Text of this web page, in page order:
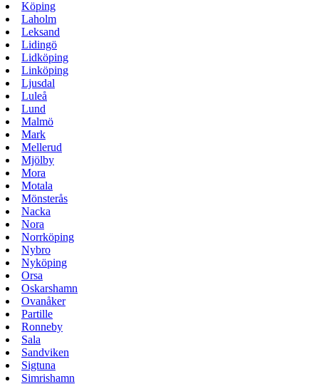
Köping
Laholm
Leksand
Lidingö
Lidköping
Linköping
Ljusdal
Luleå
Lund
Malmö
Mark
Mellerud
Mjölby
Mora
Motala
Mönsterås
Nacka
Nora
Norrköping
Nybro
Nyköping
Orsa
Oskarshamn
Ovanåker
Partille
Ronneby
Sala
Sandviken
Sigtuna
Simrishamn